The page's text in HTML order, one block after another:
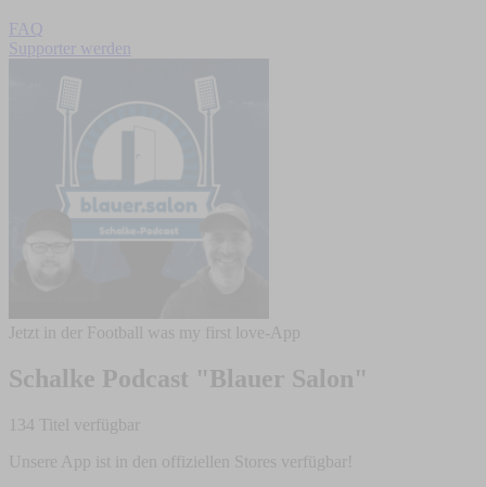
FAQ
Supporter werden
Jetzt in der Football was my first love-App
Schalke Podcast "Blauer Salon"
134 Titel verfügbar
Unsere App ist in den offiziellen Stores verfügbar!